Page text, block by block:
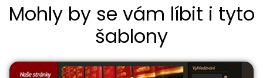
Mohly by se vám líbit i tyto
šablony